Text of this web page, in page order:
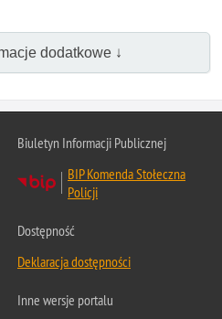
dodatkowe ↓
Biuletyn Informacji Publicznej
BIP Komenda Stołeczna
Policji
Dostępność
Deklaracja dostępności
Inne wersje portalu